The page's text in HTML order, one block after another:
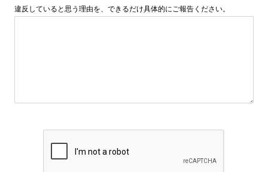
違反していると思う理由を、できるだけ具体的にご報告ください。